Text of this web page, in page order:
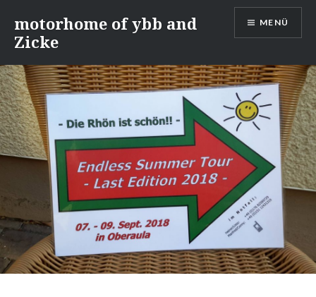
zum
Inhalt
motorhome of ybb and
Zicke
MENÜ